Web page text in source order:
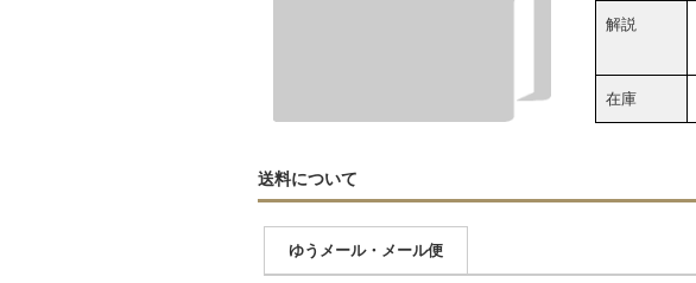
解説
在庫
送料について
ゆうメール・メール便